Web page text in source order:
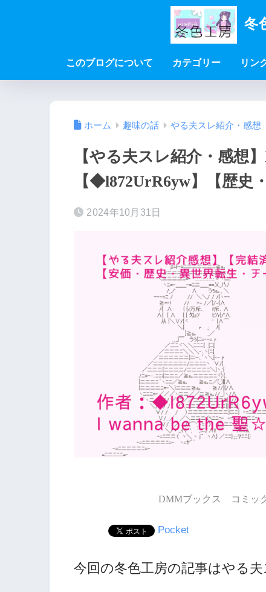
冬
このブログについて カテゴリー リン
ホーム 趣味の話 やる夫スレ紹介・感想
【やる夫スレ紹介・感想
【◆l872UrR6yw】【歴史
2024年10月31日
DMMブックス コミッ
Pocket
今回の冬色工房の記事はやる